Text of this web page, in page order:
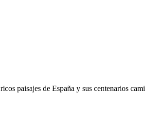
paisajes de España y sus centenarios